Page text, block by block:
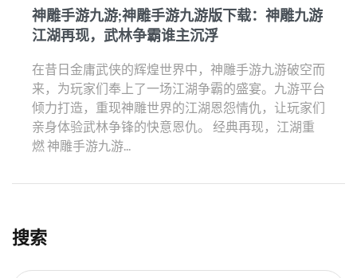
神雕手游九游;神雕手游九游版下载：神雕九游
江湖再现，武林争霸谁主沉浮
在昔日金庸武侠的辉煌世界中，神雕手游九游破空而
来，为玩家们奉上了一场江湖争霸的盛宴。九游平台
倾力打造，重现神雕世界的江湖恩怨情仇，让玩家们
亲身体验武林争锋的快意恩仇。 经典再现，江湖重
燃 神雕手游九游...
搜索